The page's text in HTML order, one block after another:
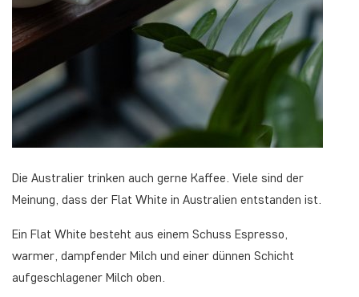
Die Australier trinken auch gerne Kaffee. Viele sind der
Meinung, dass der Flat White in Australien entstanden ist.
Ein Flat White besteht aus einem Schuss Espresso,
warmer, dampfender Milch und einer dünnen Schicht
aufgeschlagener Milch oben.